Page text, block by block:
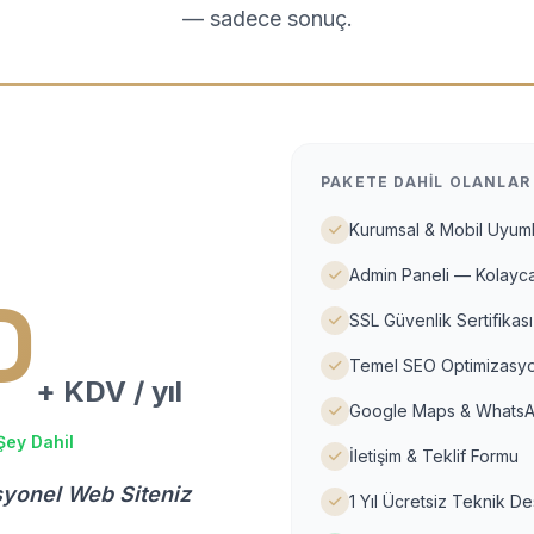
— sadece sonuç.
+ KDV / yıl
Dahil
Web Siteniz
PAKETE DAHIL OLANLAR
Kurumsal & Mobil
Admin Paneli —
SSL Güvenlik Sertifikası
Temel SEO
Google Maps &
İletişim & Teklif Formu
1 Yıl Ücretsiz Teknik